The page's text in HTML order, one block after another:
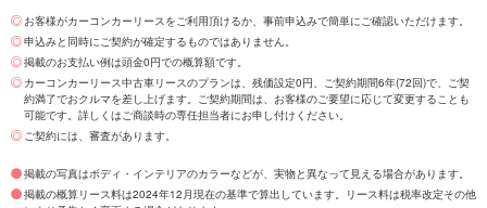
お客様がカーコンカーリースをご利用頂けるか、事前申込みで簡単にご確認いただけます。
申込みと同時にご契約が確定するものではありません。
掲載のお支払い例は頭金0円での概算額です。
カーコンカーリース中古車リースのプランは、残価設定0円、ご契約期間6年(72回)で、ご契
約満了でおクルマを差し上げます。ご契約期間は、お客様のご要望に応じて変更することも
可能です。詳しくはご商談時の専任担当者にお申し付けください。
ご契約には、審査があります。
掲載の写真はボディ・インテリアのカラーなどが、実物と異なって見える場合があります。
掲載の概算リース料は2024年12月現在の基準で算出しています。リース料は税率改定その他